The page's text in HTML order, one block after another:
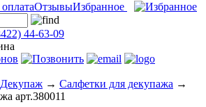
ОтзывыИзбранное
44-63-09
Декупаж → Салфетки для декупажа →
арт.380011